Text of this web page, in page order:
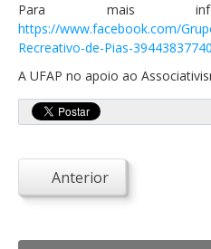
Sondagens
SERVIÇOS
A Minha Rua
Abastecimento de Água
Roturas e Leituras
Para mais
https://www.facebook.com/
Recreativo-de-Pias-
A UFAP no apoio ao
Anterior